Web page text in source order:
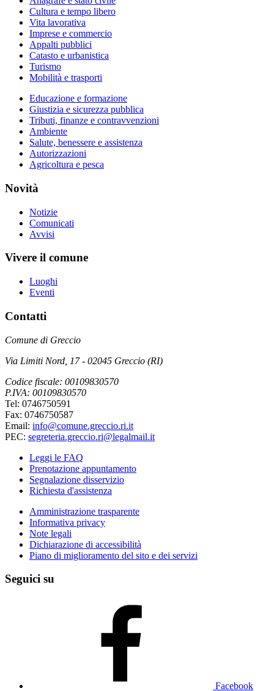
Cultura e tempo libero
Vita lavorativa
Imprese e commercio
Appalti pubblici
Catasto e urbanistica
Turismo
Mobilità e trasporti
Educazione e formazione
Giustizia e sicurezza pubblica
Tributi, finanze e contravvenzioni
Ambiente
Salute, benessere e assistenza
Autorizzazioni
Agricoltura e pesca
Novità
Notizie
Comunicati
Avvisi
Vivere il comune
Luoghi
Eventi
Contatti
Comune di Greccio
Via Limiti Nord, 17 - 02045 Greccio (RI)
Codice fiscale: 00109830570
P.IVA: 00109830570
Tel: 0746750591
Fax: 0746750587
Email: info@comune.greccio.ri.it
PEC: segreteria.greccio.ri@legalmail.it
Leggi le FAQ
Prenotazione appuntamento
Segnalazione disservizio
Richiesta d'assistenza
Amministrazione trasparente
Informativa privacy
Note legali
Dichiarazione di accessibilità
Piano di miglioramento del sito e dei servizi
Seguici su
Facebook